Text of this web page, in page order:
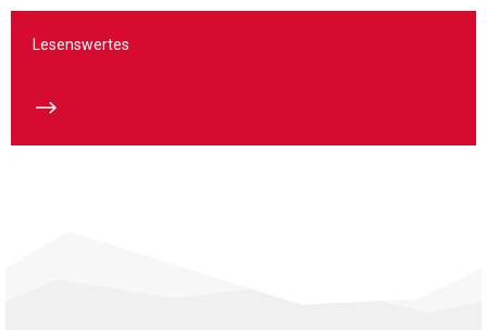
Lesenswertes
$